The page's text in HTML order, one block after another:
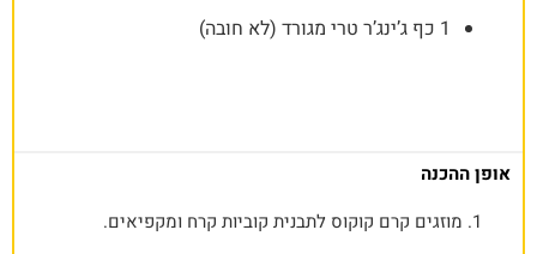
1 כף ג’ינג’ר טרי מגורד (לא חובה)
אופן ההכנה
מוזגים קרם קוקוס לתבנית קוביות קרח ומקפיאים.